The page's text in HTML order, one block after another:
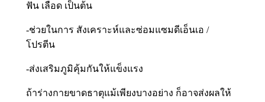
ฟัน เลือด เป็นต้น
-ช่วยในการ สังเคราะห์และซ่อมแซมดีเอ็นเอ /
โปรตีน
-ส่งเสริมภูมิคุ้มกันให้แข็งแรง
ถ้าร่างกายขาดธาตุแม้เพียงบางอย่าง ก็อาจส่งผลให้